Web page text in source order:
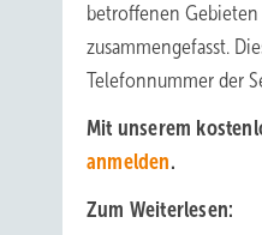
betroffenen
zusammengefasst.
Telefonnummer der
Mit unserem
anmelden.
Zum Weiterlesen: